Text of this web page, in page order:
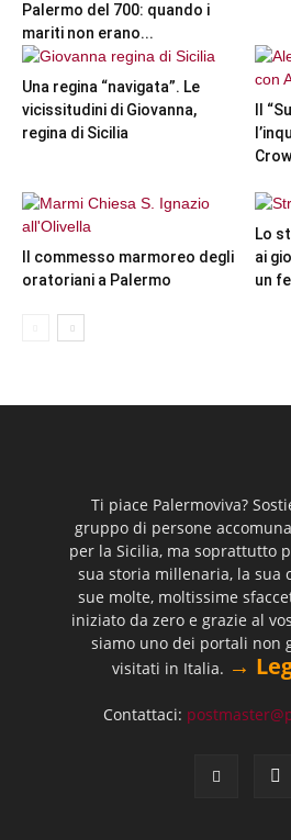
Palermo del 700: quando i
mariti non erano...
Una regina “navigata”. Le
vicissitudini di Giovanna,
regina di Sicilia
Il
Il commesso marmoreo degli
oratoriani a Palermo
Lo
ai
un
Ti piace Palermoviva?
gruppo di persone
per la Sicilia, ma soprattutto
sua storia millenaria, la sua
sue molte, moltissime
iniziato da zero e grazie al
siamo uno dei portali non
visitati in Italia. →
Contattaci: